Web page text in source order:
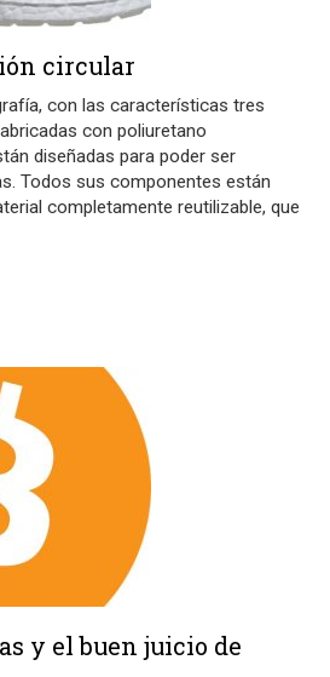
circular
con las características tres
con poliuretano
diseñadas para poder ser
Todos sus componentes están
completamente reutilizable, que
y el buen juicio de